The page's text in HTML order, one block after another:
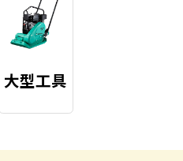
大型工具